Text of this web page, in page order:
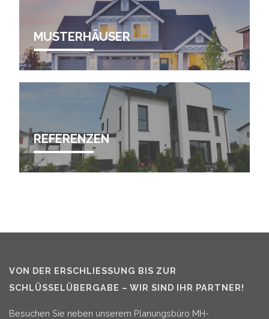
MUSTERHÄUSER
REFERENZEN
VON DER ERSCHLIESSUNG BIS ZUR S
CHLÜSSELÜBERGABE – WIR SIND IHR PARTNER!
Besuchen Sie neben unserem Planungsbüro MH-